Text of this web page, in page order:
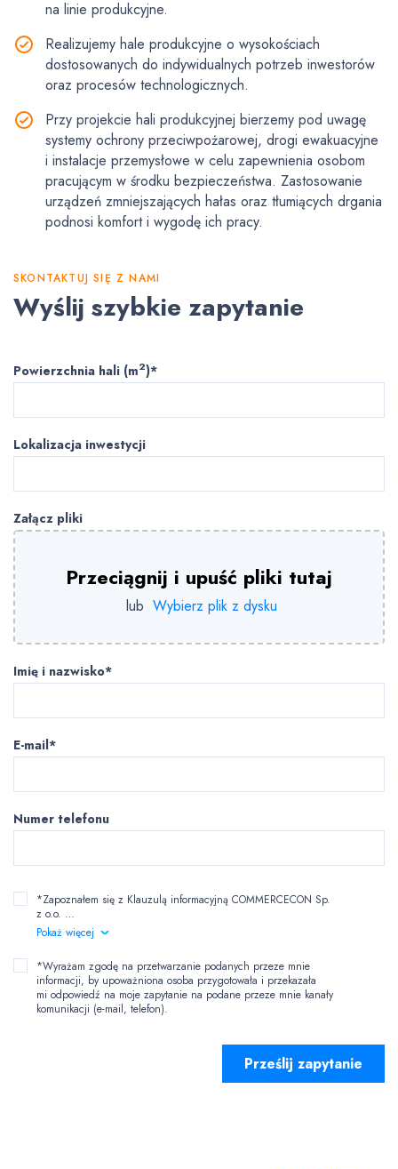
na linie produkcyjne.
Realizujemy hale produkcyjne o wysokościach
dostosowanych do indywidualnych potrzeb inwestorów
oraz procesów technologicznych.
Przy projekcie hali produkcyjnej bierzemy pod uwagę
systemy ochrony przeciwpożarowej, drogi ewakuacyjne
i instalacje przemysłowe w celu zapewnienia osobom
pracującym w środku bezpieczeństwa. Zastosowanie
urządzeń zmniejszających hałas oraz tłumiących drgania
podnosi komfort i wygodę ich pracy.
SKONTAKTUJ SIĘ Z NAMI
Wyślij szybkie zapytanie
Powierzchnia hali (m2)*
Lokalizacja inwestycji
Załącz pliki
Przeciągnij i upuść pliki tutaj
lub Wybierz plik z dysku
Imię i nazwisko*
E-mail*
Numer telefonu
*Zapoznałem się z Klauzulą informacyjną COMMERCECON Sp.
z o.o. …
Pokaż więcej
*Wyrażam zgodę na przetwarzanie podanych przeze mnie
informacji, by upoważniona osoba przygotowała i przekazała
mi odpowiedź na moje zapytanie na podane przeze mnie kanały
komunikacji (e-mail, telefon).